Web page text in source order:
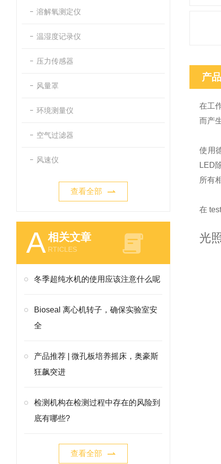
溶解氧测定仪
温湿度记录仪
压力传感器
风量罩
环境测量仪
空气过滤器
风速仪
查看全部
A相关文章
RTICLES
冬季超纯水机的使用应该注意什么呢
Bioseal 离心机转子，确保实验室安
全
产品推荐 | 微孔板培养摇床，奥豪斯
狂飙突进
检测机构在检测过程中存在的风险到
底有哪些?
查看全部
产
在工
而产
使用
LED
所有
在
光